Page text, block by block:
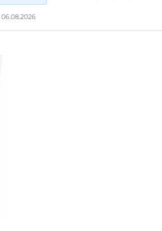
06.08.2026